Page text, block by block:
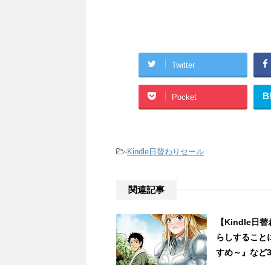
Twitter
Pocket B!
-Kindle日替わりセール
関連記事
【Kindle日
らしすること
すめ～』など